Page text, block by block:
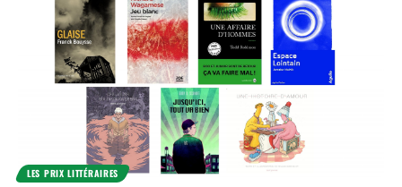
LES PRIX LITTÉRAIRES